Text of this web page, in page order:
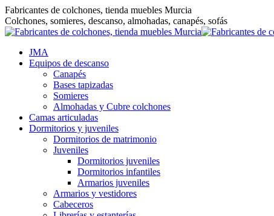
Saltar
al
contenido
Fabricantes de colchones, tienda muebles Murcia
Colchones, somieres, descanso, almohadas, canapés, sofás
JMA
Equipos de descanso
Canapés
Bases tapizadas
Somieres
Almohadas y Cubre colchones
Camas articuladas
Dormitorios y juveniles
Dormitorios de matrimonio
Juveniles
Dormitorios juveniles
Dormitorios infantiles
Armarios juveniles
Armarios y vestidores
Cabeceros